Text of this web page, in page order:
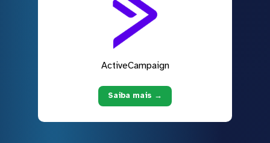
ActiveCampaign
Saiba mais →